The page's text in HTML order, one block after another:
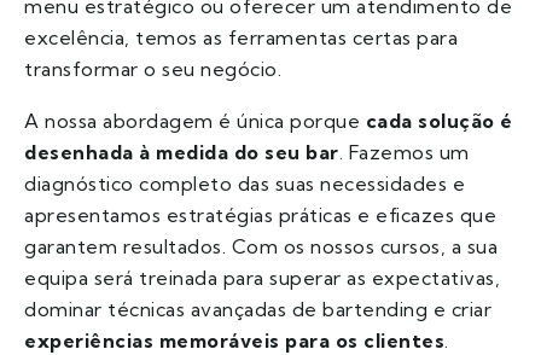
menu estratégico ou oferecer um atendimento de
excelência, temos as ferramentas certas para
transformar o seu negócio.
A nossa abordagem é única porque cada solução é
desenhada à medida do seu bar. Fazemos um
diagnóstico completo das suas necessidades e
apresentamos estratégias práticas e eficazes que
garantem resultados. Com os nossos cursos, a sua
equipa será treinada para superar as expectativas,
dominar técnicas avançadas de bartending e criar
experiências memoráveis para os clientes.